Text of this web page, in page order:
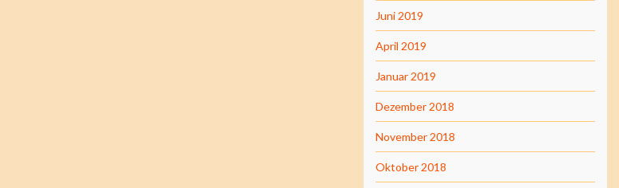
Juni 2019
April 2019
Januar 2019
Dezember 2018
November 2018
Oktober 2018